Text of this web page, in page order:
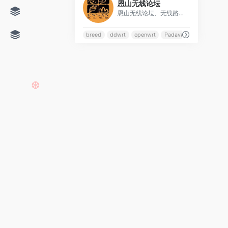
恩山无线论坛
恩山无线论坛、无线路由器爱好者的圣地
breed ddwrt openwrt Padavan
❆